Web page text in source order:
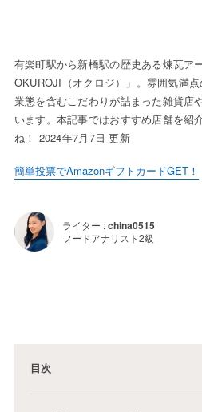
有楽町駅から新橋駅の歴史ある煉瓦ア
OKUROJI（オクロジ）」。雰囲気満
業態を含むこだわりが詰まった雑貨店
います。本記事ではおすすめ店舗を紹
ね！ 2024年7月7日 更新
簡単投票でAmazonギフトカードGET！
ライター :china0515
フードアナリスト2級
目次